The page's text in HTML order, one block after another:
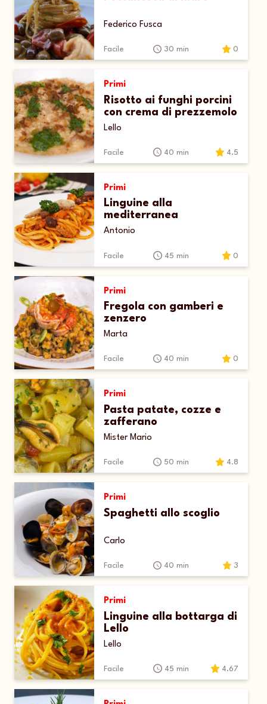
Federico Fusca
Facile 30 min 0
Primi
Risotto ai funghi porcini
con crema di prezzemolo
Lello
Facile 40 min 4.5
Primi
Linguine alla
mediterranea
Antonio
Facile 45 min 0
Primi
Fregola con gamberi e
zenzero
Marta
Facile 40 min 0
Primi
Pasta patate, cozze e
zafferano
Mister Mario
Facile 50 min 4.8
Primi
Spaghetti allo scoglio
Carlo
Facile 40 min 3
Primi
Linguine alla bottarga di
Lello
Lello
Facile 45 min 4.67